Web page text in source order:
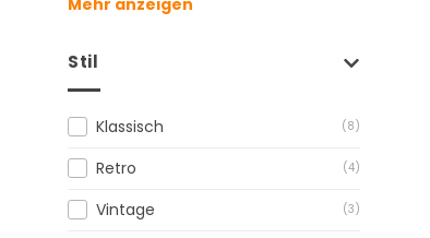
Stil
Klassisch (8)
Retro (4)
Vintage (3)